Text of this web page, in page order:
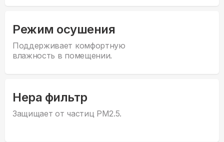
Режим осушения
Поддерживает комфортную
влажность в помещении.
Hepa фильтр
Защищает от частиц PM2.5.